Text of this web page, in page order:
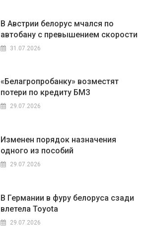
В Австрии белорус мчался по
автобану с превышением скорости
31.07.2026
«Белагропробанку» возместят
потери по кредиту БМЗ
29.07.2026
Изменен порядок назначения
одного из пособий
29.07.2026
В Германии в фуру белоруса сзади
влетела Toyota
29.07.2026